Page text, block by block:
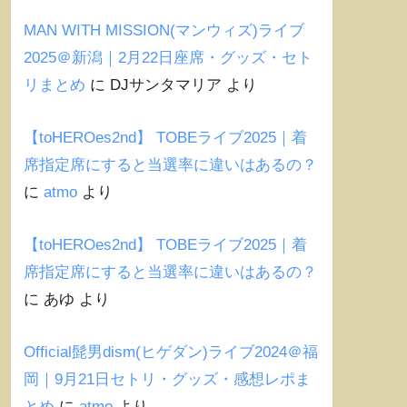
MAN WITH MISSION(マンウィズ)ライブ
2025＠新潟｜2月22日座席・グッズ・セト
リまとめ に DJサンタマリア より
【toHEROes2nd】 TOBEライブ2025｜着
席指定席にすると当選率に違いはあるの？
に atmo より
【toHEROes2nd】 TOBEライブ2025｜着
席指定席にすると当選率に違いはあるの？
に あゆ より
Official髭男dism(ヒゲダン)ライブ2024＠福
岡｜9月21日セトリ・グッズ・感想レポま